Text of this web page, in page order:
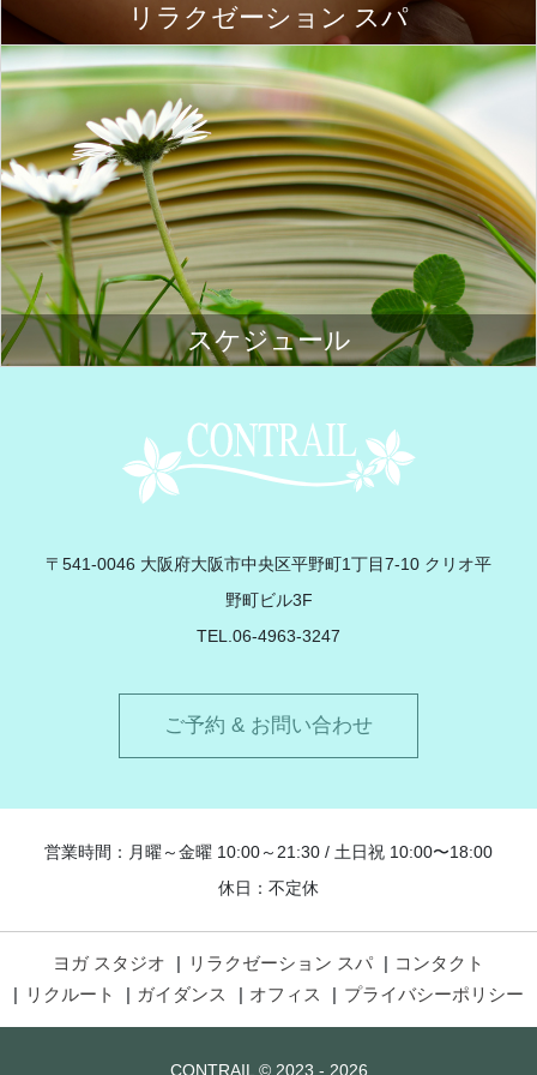
リラクゼーション スパ
スケジュール
〒541-0046 大阪府大阪市中央区平野町1丁目7-10 クリオ平
野町ビル3F
TEL.06-4963-3247
ご予約 & お問い合わせ
営業時間：月曜～金曜 10:00～21:30 / 土日祝 10:00〜18:00
休日：不定休
ヨガ スタジオ リラクゼーション スパ
コンタクト
リクルート
ガイダンス オフィス プライバシーポリシー
CONTRAIL © 2023 - 2026